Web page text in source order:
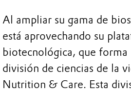
Al ampliar su gama de
está aprovechando su
biotecnológica, que forma
división de ciencias de la
Nutrition & Care. Esta